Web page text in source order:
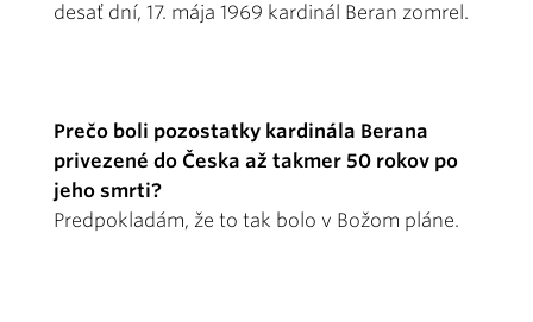
desať dní, 17. mája 1969 kardinál Beran zomrel.
Prečo boli pozostatky kardinála Berana
privezené do Česka až takmer 50 rokov po
jeho smrti?
Predpokladám, že to tak bolo v Božom pláne.